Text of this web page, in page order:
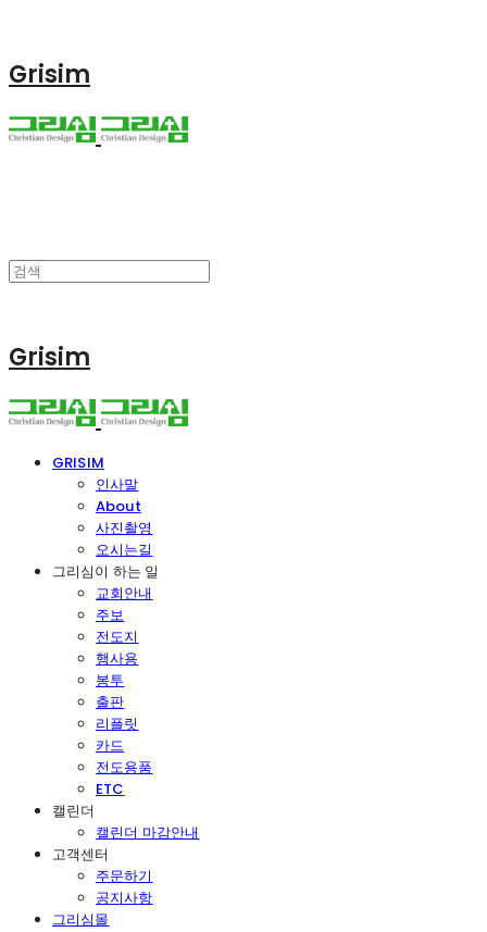
Grisim
Grisim
GRISIM
인사말
About
사진촬영
오시는길
그리심이 하는 일
교회안내
주보
전도지
행사용
봉투
출판
리플릿
카드
전도용품
ETC
캘린더
캘린더 마감안내
고객센터
주문하기
공지사항
그리심몰